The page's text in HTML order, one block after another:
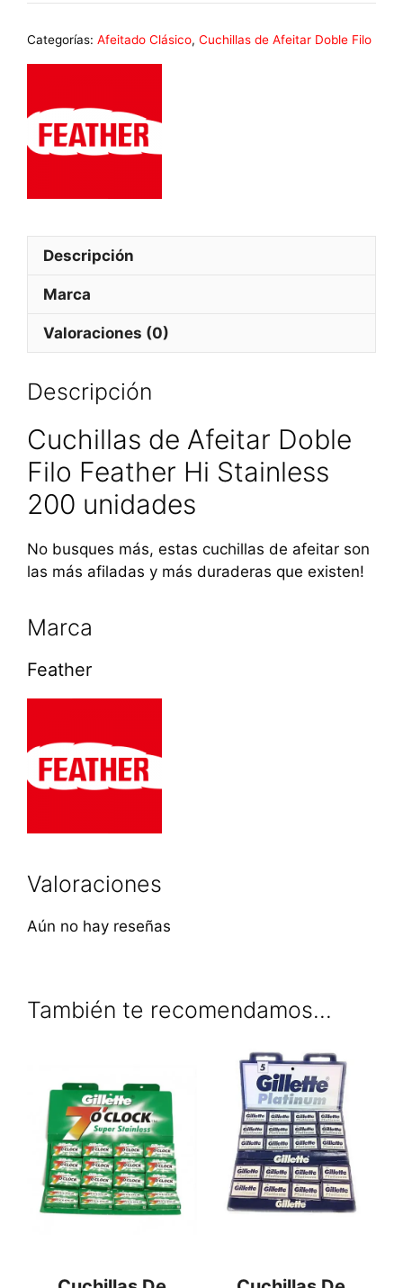
Categorías: Afeitado Clásico, Cuchillas de Afeitar Doble Filo
Descripción
Marca
Valoraciones (0)
Descripción
Cuchillas de Afeitar Doble
Filo Feather Hi Stainless
200 unidades
No busques más, estas cuchillas de afeitar son
las más afiladas y más duraderas que existen!
Marca
Feather
Valoraciones
Aún no hay reseñas
También te recomendamos…